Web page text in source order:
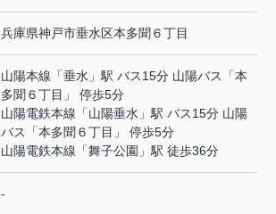
兵庫県神戸市垂水区本多聞 ６丁目
山陽本線 「垂水 」駅 バス15分 山陽バス「本
多聞６丁目」 停歩5分
山陽電鉄本線 「山陽垂水 」駅 バス15分 山陽
バス「本多聞６丁目」 停歩5分
山陽電鉄本線 「舞子公園 」駅 徒歩36分
-